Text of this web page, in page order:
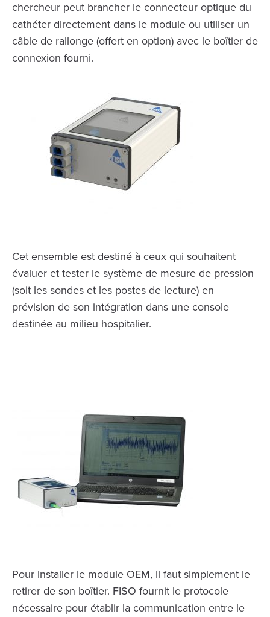
chercheur peut brancher le connecteur optique du
cathéter directement dans le module ou utiliser un
câble de rallonge (offert en option) avec le boîtier de
connexion fourni.
Cet ensemble est destiné à ceux qui souhaitent
évaluer et tester le système de mesure de pression
(soit les sondes et les postes de lecture) en
prévision de son intégration dans une console
destinée au milieu hospitalier.
Pour installer le module OEM, il faut simplement le
retirer de son boîtier. FISO fournit le protocole
nécessaire pour établir la communication entre le